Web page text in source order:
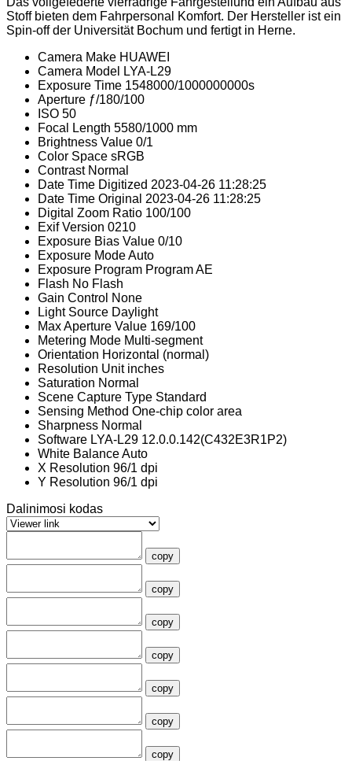
Stoff bieten dem Fahrpersonal Komfort. Der Hersteller ist ein
Spin-off der Universität Bochum und fertigt in Herne.
Camera Make HUAWEI
Camera Model
LYA-L29
Exposure Time 1548000/1000000000s
Aperture ƒ/180/100
ISO 50
Focal Length 5580/1000 mm
Brightness Value 0/1
Color Space sRGB
Contrast Normal
Date Time Digitized 2023-04-26 11:28:25
Date Time Original 2023-04-26 11:28:25
Digital Zoom Ratio 100/100
Exif Version 0210
Exposure Bias Value 0/10
Exposure ModeAuto
Exposure Program Program AE
Flash No Flash
Gain Control None
Light Source Daylight
Max Aperture Value 169/100
Metering Mode Multi-segment
Orientation Horizontal (normal)
Resolution Unit inches
Saturation Normal
Scene Capture Type Standard
Sensing Method One-chip color area
Sharpness Normal
Software LYA-L29 12.0.0.142(C432E3R1P2)
White BalanceAuto
X Resolution 96/1 dpi
Y Resolution 96/1 dpi
Dalinimosi kodas
copy
copy
copy
copy
copy
copy
copy